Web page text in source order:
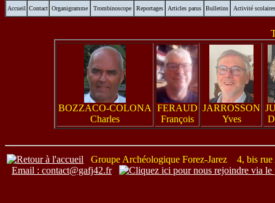
Accueil Contact Organigramme Trombinoscope Reportages Articles parus Bulletins Activité scolaires
BOZZACO-COLONA
Charles
FERAUD
François
JARROSSON
Yves
Groupe Archéologique Forez-Jarez 4, bis
Email : contact@gafj42.fr